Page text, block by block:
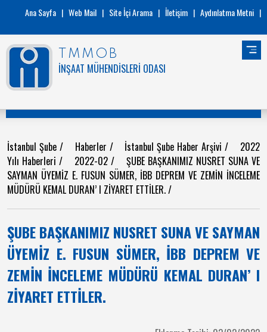
Ana Sayfa | Web Mail | Site İçi Arama | İletişim | Aydınlatma Metni |
TMMOB
İNŞAAT MÜHENDİSLERİ ODASI
İstanbul Şube / Haberler / İstanbul Şube Haber Arşivi/ 2022
Yılı Haberleri / 2022-02 / ŞUBE BAŞKANIMIZ NUSRET SUNA VE
SAYMAN ÜYEMİZ E. FUSUN SÜMER, İBB DEPREM VE ZEMİN İNCELEME
MÜDÜRÜ KEMAL DURAN’ I ZİYARET ETTİLER./
ŞUBE BAŞKANIMIZ NUSRET SUNA VE SAYMAN
ÜYEMİZ E. FUSUN SÜMER, İBB DEPREM VE
ZEMİN İNCELEME MÜDÜRÜ KEMAL DURAN’ I
ZİYARET ETTİLER.